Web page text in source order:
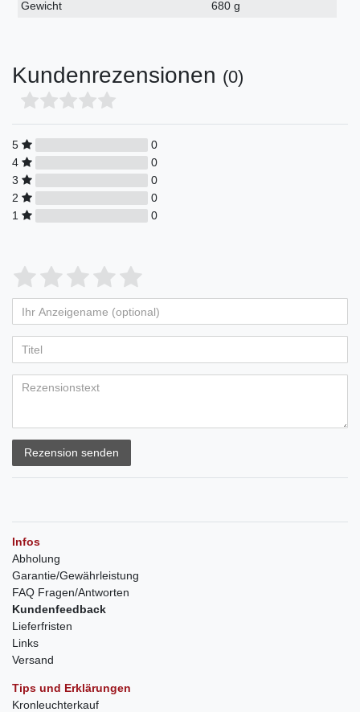
Gewicht 680 g
Kundenrezensionen (0)
5
0
4
0
3
0
2
0
1
0
Rezension senden
Infos
Abholung
Garantie/Gewährleistung
FAQ Fragen/Antworten
Kundenfeedback
Lieferfristen
Links
Versand
Tips und Erklärungen
Kronleuchterkauf